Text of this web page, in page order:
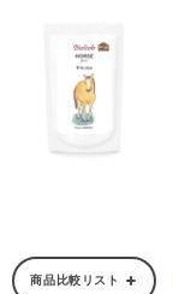
商品比較リスト